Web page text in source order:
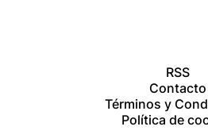
RSS
Contacto
Términos y
Política de